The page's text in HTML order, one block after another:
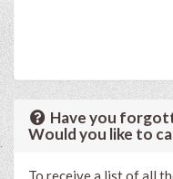
Have you
Would you like to
To receive a list of all